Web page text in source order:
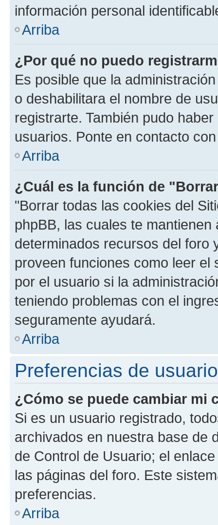
información personal
Arriba
¿Por qué no puedo
Es posible que la
o deshabilitara el nombre de
registrarte. También pudo
usuarios. Ponte en contacto
Arriba
¿Cuál es la función de
"Borrar todas las cookies del
phpBB, las cuales te
determinados recursos del foro
proveen funciones como leer el
por el usuario si la
teniendo problemas con el
seguramente ayudará.
Arriba
Preferencias de
¿Cómo se puede cambiar mi
Si es un usuario registrado,
archivados en nuestra base de
de Control de Usuario; el
las páginas del foro. Este
preferencias.
Arriba